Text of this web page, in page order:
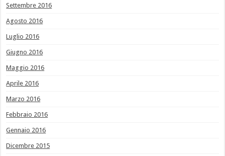
Settembre 2016
Agosto 2016
Luglio 2016
Giugno 2016
Maggio 2016
Aprile 2016
Marzo 2016
Febbraio 2016
Gennaio 2016
Dicembre 2015